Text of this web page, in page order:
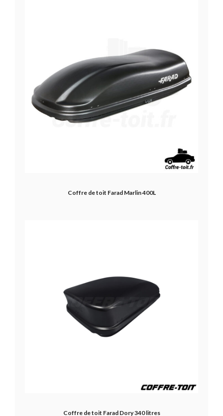
Coffre de toit Farad Marlin 400L
Coffre de toit Farad Dory 340 litres